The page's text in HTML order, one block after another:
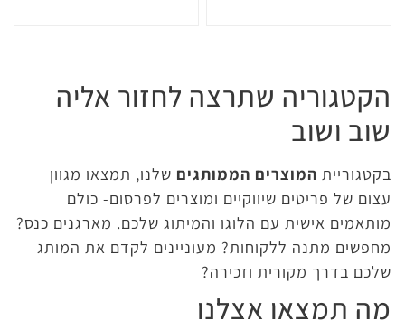
הקטגוריה שתרצה לחזור אליה
שוב ושוב
בקטגוריית המוצרים הממותגים שלנו, תמצאו מגוון
עצום של פריטים שיווקיים ומוצרים לפרסום- כולם
מותאמים אישית עם הלוגו והמיתוג שלכם. מארגנים כנס?
מחפשים מתנה ללקוחות? מעוניינים לקדם את המותג
שלכם בדרך מקורית וזכירה?
מה תמצאו אצלנו